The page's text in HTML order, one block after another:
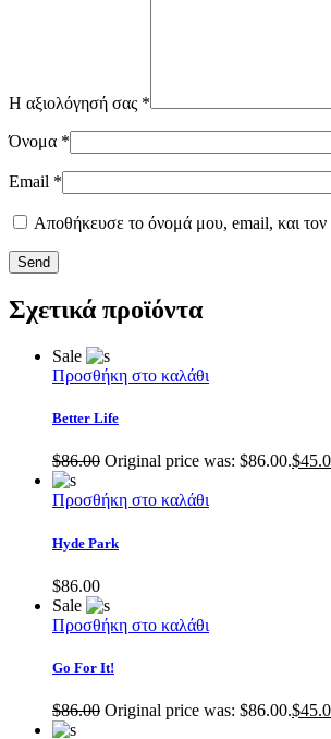
Η αξιολόγησή σας *
Όνομα *
Email *
Αποθήκευσε το όνομά μου, email, και
Send
Σχετικά προϊόντα
Sale
Προσθήκη στο καλάθι
Better Life
$86.00 Original price was: $86.00.$
Προσθήκη στο καλάθι
Hyde Park
$86.00
Sale
Προσθήκη στο καλάθι
Go For It!
$86.00 Original price was: $86.00.$